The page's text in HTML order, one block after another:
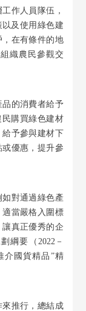
作人員隊伍，
及使用綠色建
在有條件的地
織農民參觀交
的消費者給予
購買綠色建材
予參與建材下
優惠，提升參
對通過綠色產
當嚴格入圍標
真正優秀的企
綱要（2022－
介國貨精品”精
來推行，總結成